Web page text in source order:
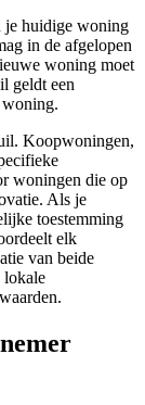
je huidige woning
in de afgelopen
woning moet
geldt een
Koopwoningen,
woningen die op
Als je
toestemming
elk
van beide
lokale